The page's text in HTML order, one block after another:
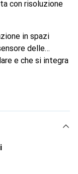
con risoluzione
in spazi
delle
e che si integra
l'uso di tecniche